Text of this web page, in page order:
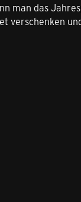
man das
verschenken